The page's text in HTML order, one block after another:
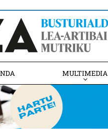
MULTIMEDIA